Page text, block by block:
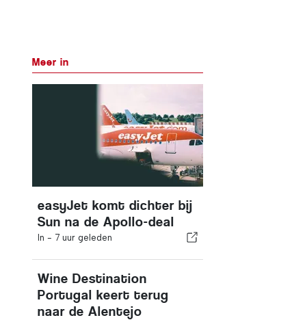
Meer in
easyJet komt dichter bij
Sun na de Apollo-deal
In - 7 uur geleden
Wine Destination
Portugal keert terug
naar de Alentejo